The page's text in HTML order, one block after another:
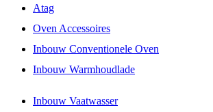
Atag
Oven Accessoires
Inbouw Conventionele Oven
Inbouw Warmhoudlade
Inbouw Vaatwasser